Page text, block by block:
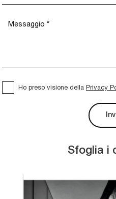
Sfoglia i
Ho preso visione della Privacy